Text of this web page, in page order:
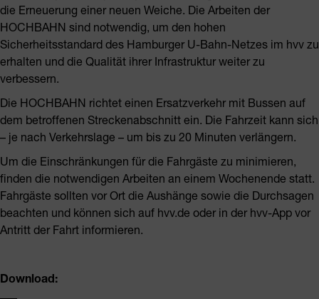
die Erneuerung einer neuen Weiche. Die Arbeiten der
HOCHBAHN sind notwendig, um den hohen
Sicherheitsstandard des Hamburger U-Bahn-Netzes im hvv zu
erhalten und die Qualität ihrer Infrastruktur weiter zu
verbessern.
Die HOCHBAHN richtet einen Ersatzverkehr mit Bussen auf
dem betroffenen Streckenabschnitt ein. Die Fahrzeit kann sich
– je nach Verkehrslage – um bis zu 20 Minuten verlängern.
Um die Einschränkungen für die Fahrgäste zu minimieren,
finden die notwendigen Arbeiten an einem Wochenende statt.
Fahrgäste sollten vor Ort die Aushänge sowie die Durchsagen
beachten und können sich auf hvv.de oder in der hvv-App vor
Antritt der Fahrt informieren.
Download: